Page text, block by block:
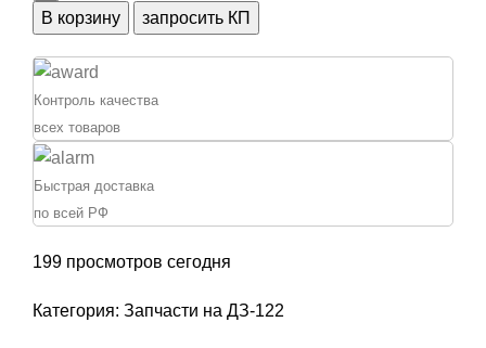
шатуна
557-
1.03.00.003
В корзину запросить КП
Контроль качества
всех товаров
Быстрая доставка
по всей РФ
199 просмотров сегодня
Категория: Запчасти на ДЗ-122